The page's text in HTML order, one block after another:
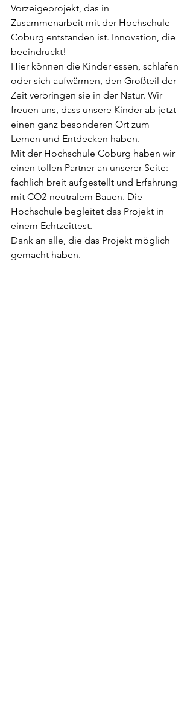
Vorzeigeprojekt, das in
Zusammenarbeit mit der Hochschule
Coburg entstanden ist. Innovation, die
beeindruckt!
Hier können die Kinder essen, schlafen
oder sich aufwärmen, den Großteil der
Zeit verbringen sie in der Natur. Wir
freuen uns, dass unsere Kinder ab jetzt
einen ganz besonderen Ort zum
Lernen und Entdecken haben.
Mit der Hochschule Coburg haben wir
einen tollen Partner an unserer Seite:
fachlich breit aufgestellt und Erfahrung
mit CO2-neutralem Bauen. Die
Hochschule begleitet das Projekt in
einem Echtzeittest.
Dank an alle, die das Projekt möglich
gemacht haben.